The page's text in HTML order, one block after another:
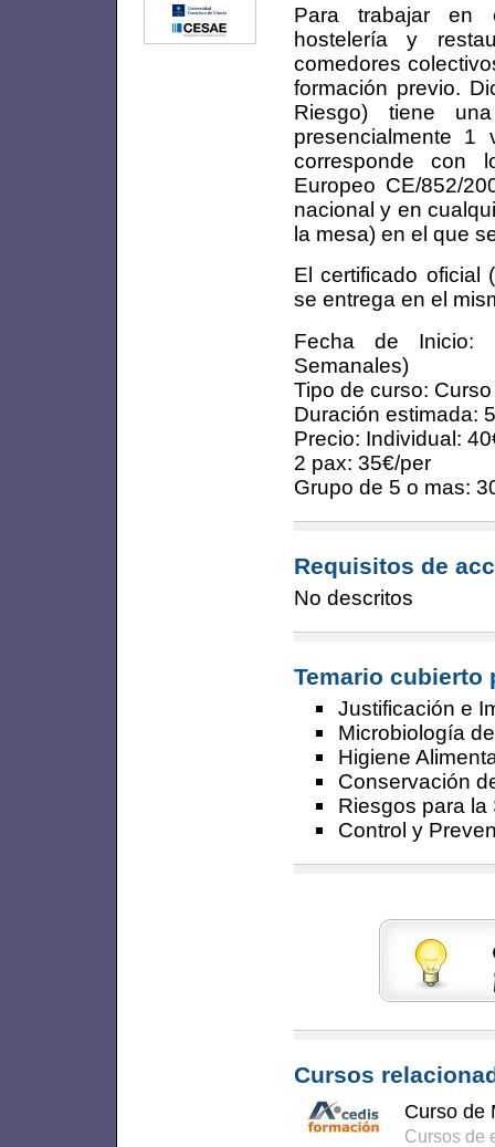
Para trabajar en
hostelería y
comedores
formación previo.
Riesgo) tiene
presencialmente
corresponde con
Europeo CE/852/
nacional y en
la mesa) en el que
El certificado oficial
se entrega en el
Fecha de Inicio:
Semanales)
Tipo de curso:
Duración estimada:
Precio: Individual:
2 pax: 35€/per
Grupo de 5 o mas:
Requisitos de
No descritos
Temario cubierto
Justificación e
Microbiología
Higiene
Conservación
Riesgos para la
Control y
Cursos
Curso de
Cursos de